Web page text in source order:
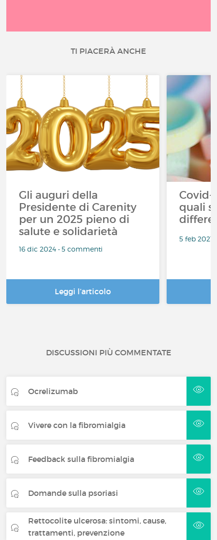
TI PIACERÀ ANCHE
Gli auguri della
Presidente di Carenity
per un 2025 pieno di
salute e solidarietà
16 dic 2024 • 5 commenti
Leggi l’articolo
Covid-
quali
5 feb 2021
DISCUSSIONI PIÙ COMMENTATE
Ocrelizumab
Vivere con la fibromialgia
Feedback sulla fibromialgia
Domande sulla psoriasi
Rettocolite ulcerosa: sintomi, cause,
trattamenti, prevenzione